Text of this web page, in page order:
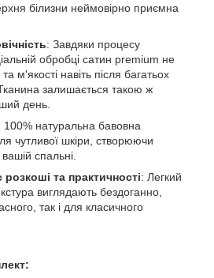
білизни неймовірно приємна
: Завдяки процесу
обробці cатин premium не
м'якості навіть після багатьох
залишається такою ж
день.
100% натуральна бавовна
чутливої шкіри, створюючи
спальні.
та практичності: Легкий
виглядають бездоганно,
так і для класичного